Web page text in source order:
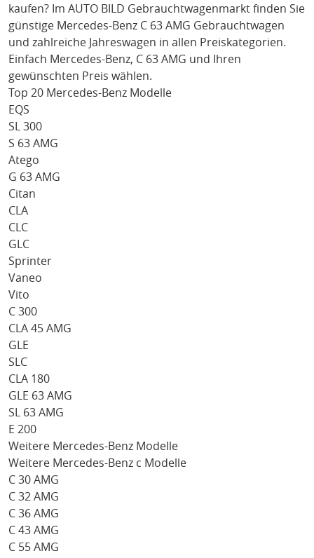
kaufen? Im AUTO BILD Gebrauchtwagenmarkt finden Sie
günstige Mercedes-Benz C 63 AMG Gebrauchtwagen
und zahlreiche Jahreswagen in allen Preiskategorien.
Einfach Mercedes-Benz, C 63 AMG und Ihren
gewünschten Preis wählen.
Top 20 Mercedes-Benz Modelle
EQS
SL 300
S 63 AMG
Atego
G 63 AMG
Citan
CLA
CLC
GLC
Sprinter
Vaneo
Vito
C 300
CLA 45 AMG
GLE
SLC
CLA 180
GLE 63 AMG
SL 63 AMG
E 200
Weitere Mercedes-Benz Modelle
Weitere Mercedes-Benz c Modelle
C 30 AMG
C 32 AMG
C 36 AMG
C 43 AMG
C 55 AMG